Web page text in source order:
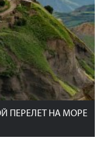
ПЕРЕЛЕТ НА МОРЕ